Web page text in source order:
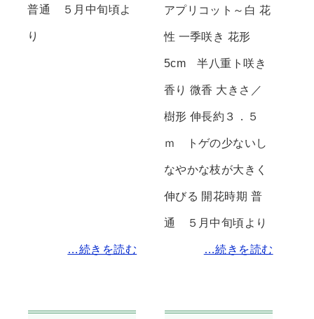
普通 ５月中旬頃よ
り
…続きを読む
アプリコット～白 花
性 一季咲き 花形
5cm 半八重ト咲き
香り 微香 大きさ／
樹形 伸長約３．５
ｍ トゲの少ないし
なやかな枝が大きく
伸びる 開花時期 普
通 ５月中旬頃より
…続きを読む